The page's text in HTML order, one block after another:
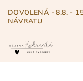
obsah
DOVOLENÁ - 8.8. -
NÁVRATU